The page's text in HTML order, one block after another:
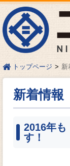
トップページ 新
新着情報
2016年
す！